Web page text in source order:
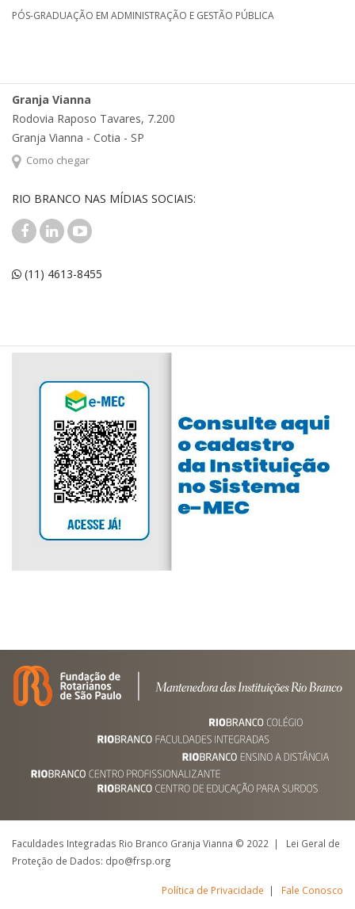
PÓS-GRADUAÇÃO EM ADMINISTRAÇÃO E GESTÃO PÚBLICA
Granja Vianna
Rodovia Raposo Tavares, 7.200
Granja Vianna - Cotia - SP
Como chegar
RIO BRANCO NAS MÍDIAS SOCIAIS:
(11) 4613-8455
Faculdades Integradas Rio Branco Granja Vianna © 2022 | Lei Geral de
Proteção de Dados: dpo@frsp.org
Política de Privacidade | Fale Conosco